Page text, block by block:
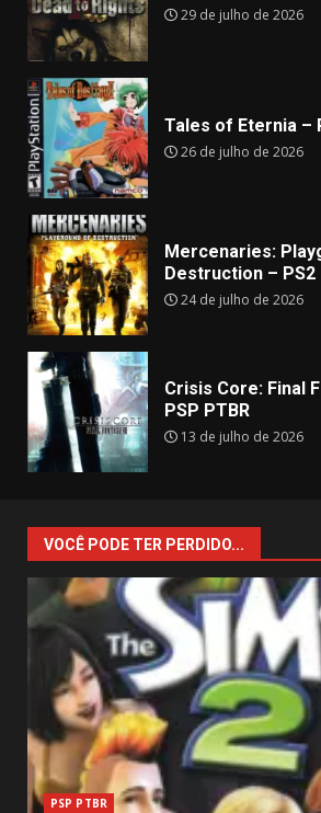
29 de julho de 2026
Tales of Eternia –
26 de julho de 2026
Mercenaries:
Destruction – PS2
24 de julho de 2026
Crisis Core: Final
PSP PTBR
13 de julho de 2026
VOCÊ PODE TER PERDIDO...
PSP PTBR